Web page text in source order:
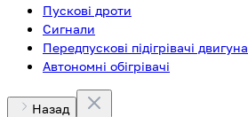
Пускові дроти
Сигнали
Передпускові підігрівачі двигуна
Автономні обігрівачі
Назад